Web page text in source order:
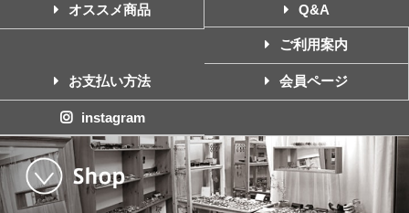
オススメ商品 Q&A
ご利用案内
お支払い方法 会員ページ
instagram